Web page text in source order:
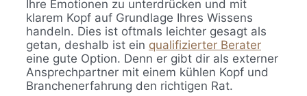
Ihre Emotionen zu unterdrücken und mit
klarem Kopf auf Grundlage Ihres Wissens
handeln. Dies ist oftmals leichter gesagt als
getan, deshalb ist ein qualifizierter Berater
eine gute Option. Denn er gibt dir als externer
Ansprechpartner mit einem kühlen Kopf und
Branchenerfahrung den richtigen Rat.